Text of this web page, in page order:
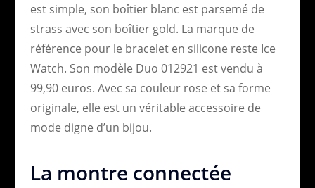
est simple, son boîtier blanc est parsemé de
strass avec son boîtier gold. La marque de
référence pour le bracelet en silicone reste Ice
Watch. Son modèle Duo 012921 est vendu à
99,90 euros. Avec sa couleur rose et sa forme
originale, elle est un véritable accessoire de
mode digne d’un bijou.
La montre connectée